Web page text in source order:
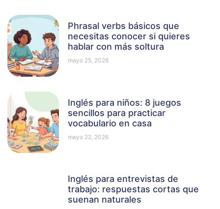
Phrasal verbs básicos que
necesitas conocer si quieres
hablar con más soltura
mayo 25, 2026
Inglés para niños: 8 juegos
sencillos para practicar
vocabulario en casa
mayo 22, 2026
Inglés para entrevistas de
trabajo: respuestas cortas que
suenan naturales